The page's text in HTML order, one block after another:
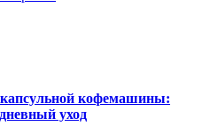
кофемашины:
уход